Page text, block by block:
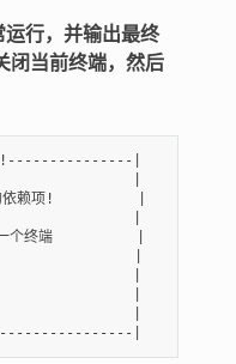
行，并输出最终
闭当前终端，然后
依赖项!
个终端